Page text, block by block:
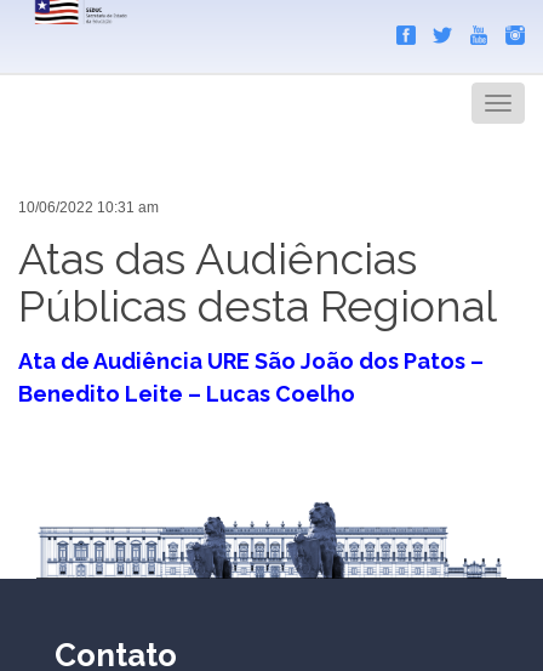
Menu
10/06/2022 10:31 am
Atas das Audiências
Públicas desta Regional
Ata de Audiência URE São João dos Patos –
Benedito Leite – Lucas Coelho
Contato